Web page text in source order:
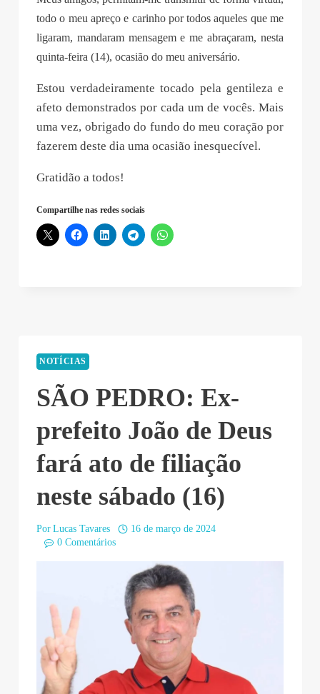
todo o meu apreço e carinho por todos aqueles que me
ligaram, mandaram mensagem e me abraçaram, nesta
quinta-feira (14), ocasião do meu aniversário.
Estou verdadeiramente tocado pela gentileza e
afeto demonstrados por cada um de vocês. Mais
uma vez, obrigado do fundo do meu coração por
fazerem deste dia uma ocasião inesquecível.
Gratidão a todos!
Compartilhe nas redes sociais
NOTÍCIAS
SÃO PEDRO: Ex-
prefeito João de Deus
fará ato de filiação
neste sábado (16)
Por Lucas Tavares
16 de março de 2024
0 Comentários